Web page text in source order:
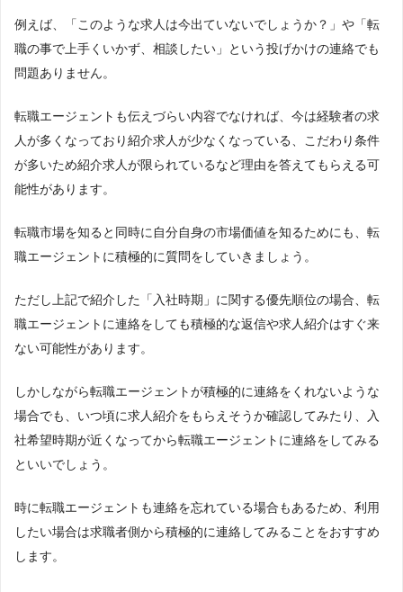
例えば、「このような求人は今出ていないでしょうか？」や「転
職の事で上手くいかず、相談したい」という投げかけの連絡でも
問題ありません。
転職エージェントも伝えづらい内容でなければ、今は経験者の求
人が多くなっており紹介求人が少なくなっている、こだわり条件
が多いため紹介求人が限られているなど理由を答えてもらえる可
能性があります。
転職市場を知ると同時に自分自身の市場価値を知るためにも、転
職エージェントに積極的に質問をしていきましょう。
ただし上記で紹介した「入社時期」に関する優先順位の場合、転
職エージェントに連絡をしても積極的な返信や求人紹介はすぐ来
ない可能性があります。
しかしながら転職エージェントが積極的に連絡をくれないような
場合でも、いつ頃に求人紹介をもらえそうか確認してみたり、入
社希望時期が近くなってから転職エージェントに連絡をしてみる
といいでしょう。
時に転職エージェントも連絡を忘れている場合もあるため、利用
したい場合は求職者側から積極的に連絡してみることをおすすめ
します。